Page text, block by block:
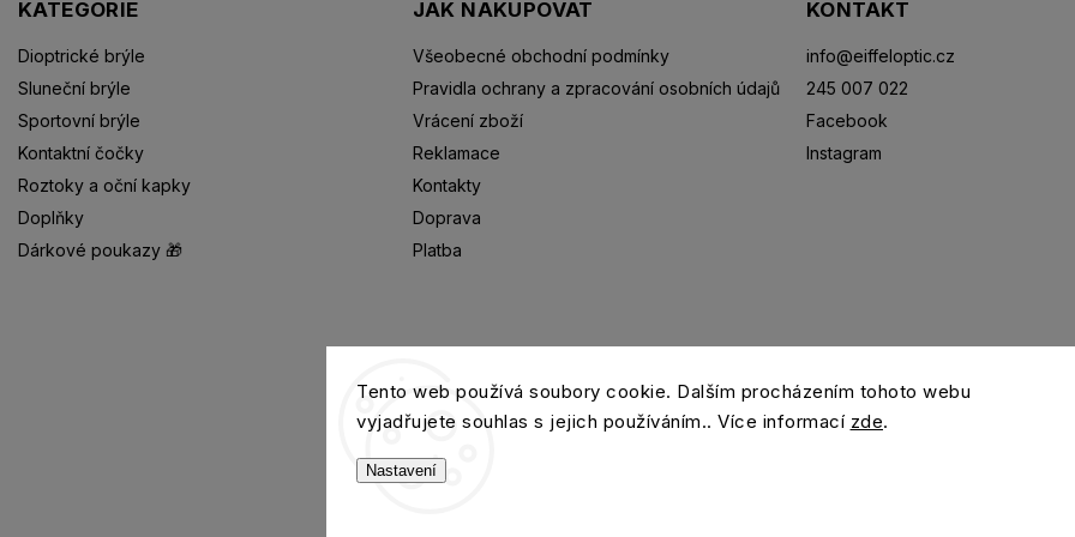
Tento web používá soubory cookie. Dalším procházením tohoto webu
vyjadřujete souhlas s jejich používáním.. Více informací zde.
Nastavení
KATEGORIE
Dioptrické brýle
Sluneční brýle
Sportovní brýle
Kontaktní čočky
Roztoky a oční kapky
Doplňky
Dárkové poukazy 🎁
JAK NAKUPOVAT
Všeobecné obchodní podmínky
Pravidla ochrany a zpracování osobních údajů
Vrácení zboží
Reklamace
Kontakty
Doprava
Platba
KONTAKT
info@eiffeloptic.cz
245 007 022
Facebook
Instagram